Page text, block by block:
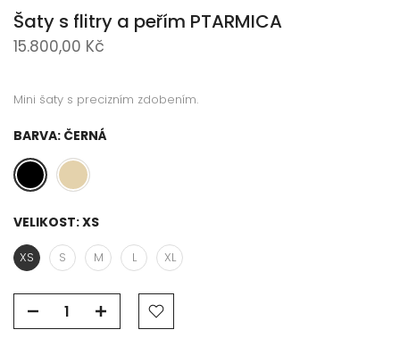
Šaty s flitry a peřím PTARMICA
15.800,00 Kč
Mini šaty s precizním zdobením.
BARVA: ČERNÁ
VELIKOST:XS
XS S M L XL